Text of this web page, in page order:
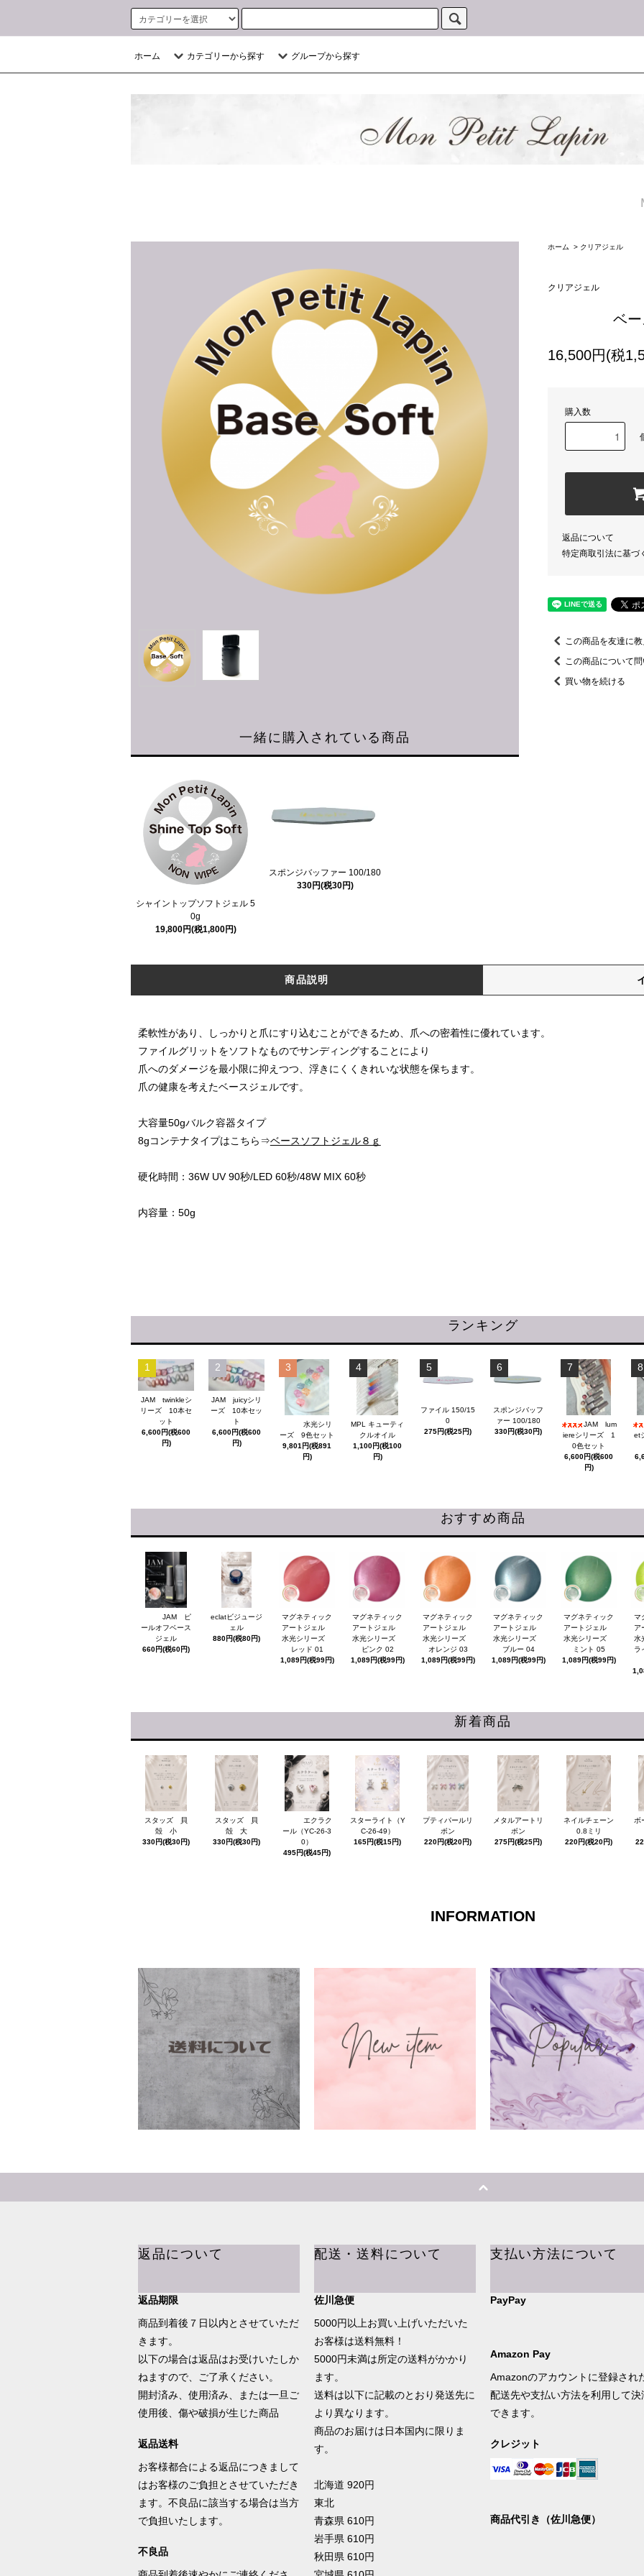
ホーム カテゴリーから探す グループから探す
一緒に購入されている商品
シャイントップソフトジェル 5
0g
19,800円(税1,800円)
スポンジバッファー 100/180
330円(税30円)
ホーム > クリアジェル
クリアジェル
ベ
16,500円(税
購入数
返品について
特定商取引法に基づ
この商品を友達に
この商品について
買い物を続ける
商品説明
柔軟性があり、しっかりと爪にすり込むことができるため、爪への密着性に優れています。
ファイルグリットをソフトなものでサンディングすることにより
爪へのダメージを最小限に抑えつつ、浮きにくくきれいな状態を保ちます。
爪の健康を考えたベースジェルです。
大容量50gバルク容器タイプ
8gコンテナタイプはこちら⇒ベースソフトジェル８ｇ
硬化時間：36W UV 90秒/LED 60秒/48W MIX 60秒
内容量：50g
ランキング
1
JAM twinkleシ
リーズ 10本セ
ット
6,600円(税600
円)
2
JAM juicyシリ
ーズ 10本セッ
ト
6,600円(税600
円)
3
水光シリ
ーズ 9色セット
9,801円(税891
円)
4
MPL キューティ
クルオイル
1,100円(税100
円)
5
ファイル 150/15
0
275円(税25円)
6
スポンジバッフ
ァー 100/180
330円(税30円)
7
JAM lum
iereシリーズ 1
0色セット
6,600円(税600
円)
8
et
おすすめ商品
JAM ピ
ールオフベース
ジェル
660円(税60円)
eclatビジュージ
ェル
880円(税80円)
マグネティック
アートジェル
水光シリーズ
レッド 01
1,089円(税99円)
マグネティック
アートジェル
水光シリーズ
ピンク 02
1,089円(税99円)
マグネティック
アートジェル
水光シリーズ
オレンジ 03
1,089円(税99円)
マグネティック
アートジェル
水光シリーズ
ブルー 04
1,089円(税99円)
マグネティック
アートジェル
水光シリーズ
ミント 05
1,089円(税99円)
マ
ア
水
ラ
新着商品
スタッズ 貝
殻 小
330円(税30円)
スタッズ 貝
殻 大
330円(税30円)
エクラク
ール（YC-26-3
0）
495円(税45円)
スターライト（Y
C-26-49）
165円(税15円)
プティパールリ
ボン
220円(税20円)
メタルアートリ
ボン
275円(税25円)
ネイルチェーン
0.8ミリ
220円(税20円)
ボ
INFORMATION
返品について
返品期限
商品到着後７日以内とさせていただ
きます。
以下の場合は返品はお受けいたしか
ねますので、ご了承ください。
開封済み、使用済み、または一旦ご
使用後、傷や破損が生じた商品
返品送料
お客様都合による返品につきまして
はお客様のご負担とさせていただき
ます。不良品に該当する場合は当方
で負担いたします。
不良品
配送・送料について
佐川急便
5000円以上お買い上げいただいた
お客様は送料無料！
5000円未満は所定の送料がかかり
ます。
送料は以下に記載のとおり発送先に
より異なります。
商品のお届けは日本国内に限りま
す。
北海道 920円
東北
青森県 610円
岩手県 610円
秋田県 610円
支払い方法について
PayPay
Amazon Pay
Amazonのアカウントに登録され
配送先や支払い方法を利用して決
できます。
クレジット
商品代引き（佐川急便）